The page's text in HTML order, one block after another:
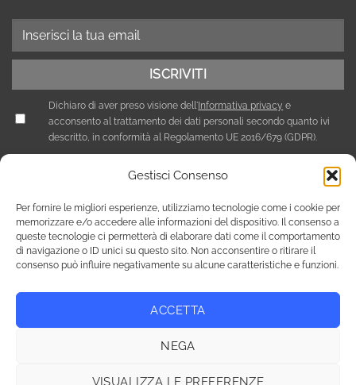
Gestisci Consenso
Per fornire le migliori esperienze, utilizziamo tecnologie come i cookie per
memorizzare e/o accedere alle informazioni del dispositivo. Il consenso a
queste tecnologie ci permetterà di elaborare dati come il comportamento
di navigazione o ID unici su questo sito. Non acconsentire o ritirare il
consenso può influire negativamente su alcune caratteristiche e funzioni.
ACCETTA
NEGA
VISUALIZZA LE PREFERENZE
Dichiaro di aver preso visione dell' Informativa privacy e
acconsento al trattamento dei dati personali secondo quanto ivi
descritto, in conformità al Regolamento UE 2016/679 (GDPR).
Privacy Policy Cookie Policy (UE)
Copyright 2026 © Tutti i diritti riservati / NEF Nord Est Fair srl ,